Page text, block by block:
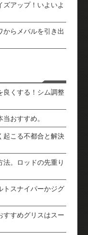
ズアップ！いよいよ
からメバルを引き出
良くする！シム調整
おすすめ。
起こる不都合と解決
法。ロッドの先重り
トスナイパーかジグ
すすめグリスはスー